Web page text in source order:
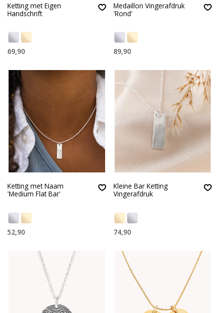
Ketting met Eigen
Handschrift
69,90
Medaillon Vingerafdruk
'Rond'
89,90
Ketting met Naam
'Medium Flat Bar'
52,90
Kleine Bar Ketting
Vingerafdruk
74,90